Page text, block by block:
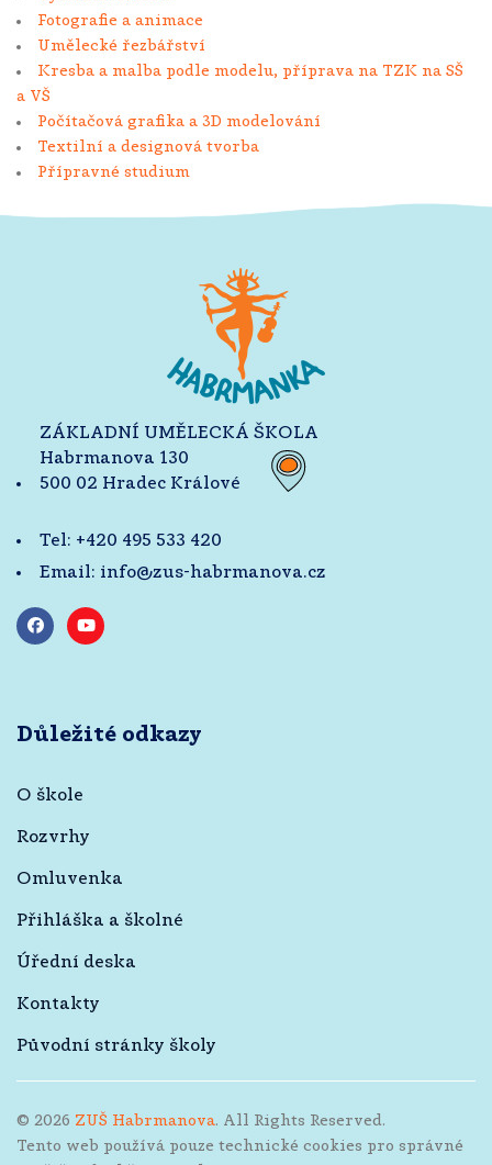
Fotografie a animace
Umělecké řezbářství
Kresba a malba podle modelu, příprava na TZK na SŠ
a VŠ
Počítačová grafika a 3D modelování
Textilní a designová tvorba
Přípravné studium
ZÁKLADNÍ UMĚLECKÁ ŠKOLA
Habrmanova 130
500 02 Hradec Králové
Tel: +420 495 533 420
Email: info@zus-habrmanova.cz
Důležité odkazy
O škole
Rozvrhy
Omluvenka
Přihláška a školné
Úřední deska
Kontakty
Původní stránky školy
© 2026 ZUŠ Habrmanova. All Rights Reserved.
Tento web používá pouze technické cookies pro správné